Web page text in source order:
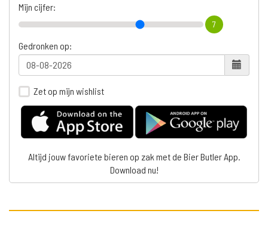
Mijn cijfer:
7
Gedronken op:
Zet op mijn wishlist
Altijd jouw favoriete bieren op zak met de Bier Butler App.
Download nu!